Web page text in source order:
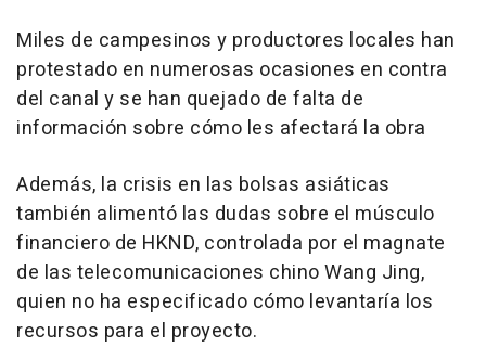
Miles de campesinos y productores locales han
protestado en numerosas ocasiones en contra
del canal y se han quejado de falta de
información sobre cómo les afectará la obra
Además, la crisis en las bolsas asiáticas
también alimentó las dudas sobre el músculo
financiero de HKND, controlada por el magnate
de las telecomunicaciones chino Wang Jing,
quien no ha especificado cómo levantaría los
recursos para el proyecto.